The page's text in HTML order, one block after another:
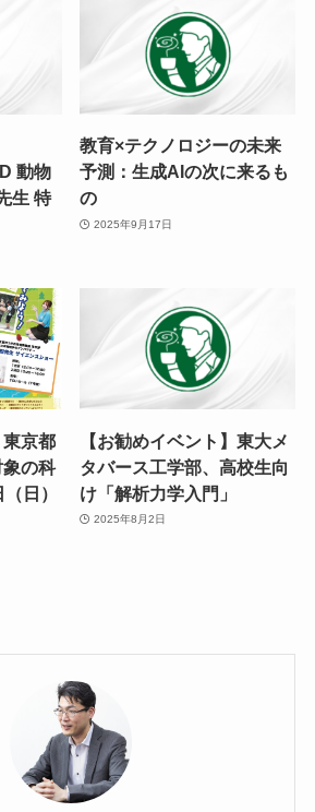
動物
生 特
教育×テクノロジーの未来
予測：生成AIの次に来るも
の
2025年9月17日
東京都
の科
日）
【お勧めイベント】東大メ
タバース工学部、高校生向
け「解析力学入門」
2025年8月2日